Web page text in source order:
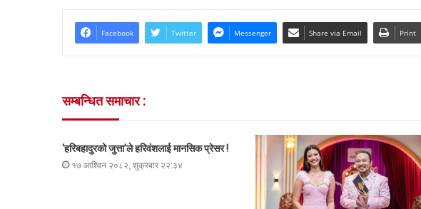
Facebook Twitter Messenger Share via Email Print
सम्बन्धित समाचार :
‘हरिबहादुरको जुत्ता’ले हरिवंशलाई मानसिक प्रेसर !
१७ आश्विन २०८२, शुक्रबार २२:३४